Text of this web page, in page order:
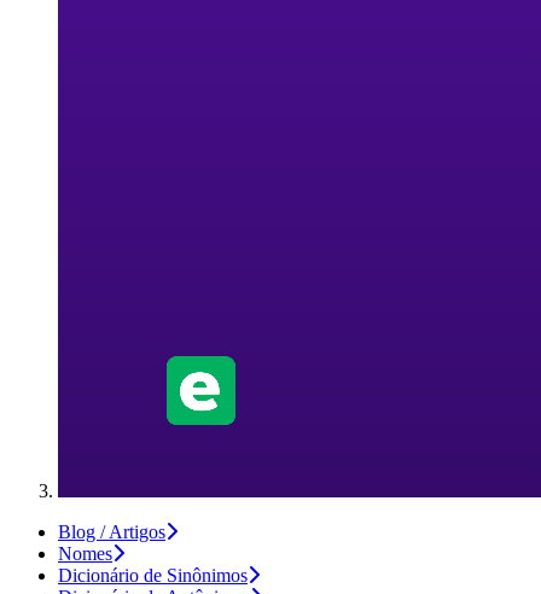
Blog / Artigos
Nomes
Dicionário de Sinônimos